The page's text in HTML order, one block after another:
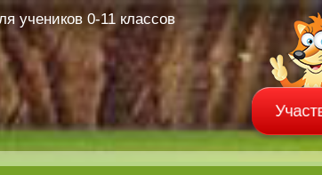
учеников 0-11 классов